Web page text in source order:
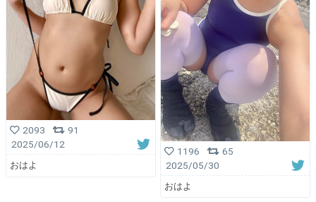
2093
91
2025/06/12
おはよ
1196
65
2025/05/30
おはよ